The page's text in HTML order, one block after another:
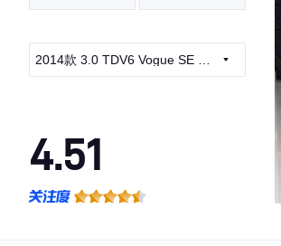
2014款 3.0 TDV6 Vogue SE 创
4.51